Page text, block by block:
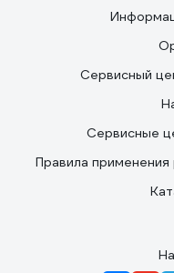
Сервисный
Сервисные
Правила применения